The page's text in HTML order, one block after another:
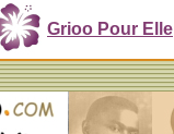
Grioo Pour Elle